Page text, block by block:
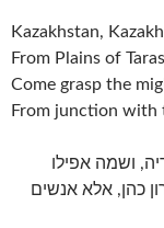
Kazakhstan,
From Plains of
Come grasp the
From junction with
ושמה אפילו
כהן, אלא אנשים